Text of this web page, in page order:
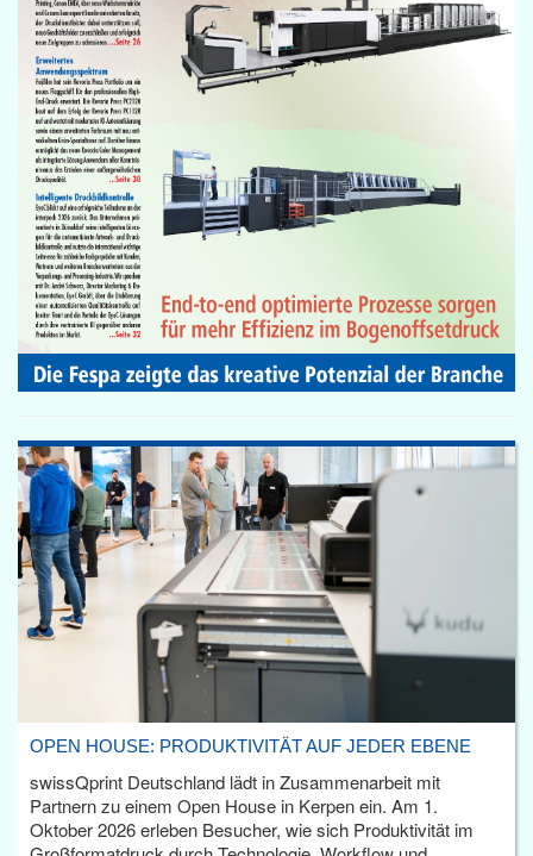
OPEN HOUSE: PRODUKTIVITÄT AUF JEDER EBENE
swissQprint Deutschland lädt in Zusammenarbeit mit
Partnern zu einem Open House in Kerpen ein. Am 1.
Oktober 2026 erleben Besucher, wie sich Produktivität im